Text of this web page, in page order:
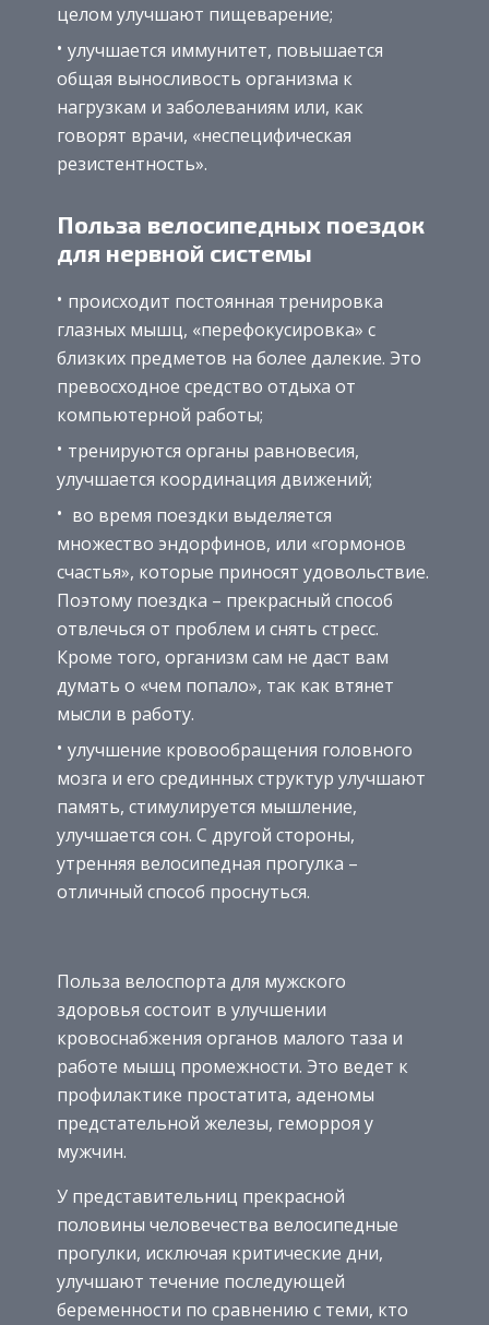
целом улучшают пищеварение;
улучшается иммунитет, повышается
общая выносливость организма к
нагрузкам и заболеваниям или, как
говорят врачи, «неспецифическая
резистентность».
Польза велосипедных поездок
для нервной системы
происходит постоянная тренировка
глазных мышц, «перефокусировка» с
близких предметов на более далекие. Это
превосходное средство отдыха от
компьютерной работы;
тренируются органы равновесия,
улучшается координация движений;
во время поездки выделяется
множество эндорфинов, или «гормонов
счастья», которые приносят удовольствие.
Поэтому поездка – прекрасный способ
отвлечься от проблем и снять стресс.
Кроме того, организм сам не даст вам
думать о «чем попало», так как втянет
мысли в работу.
улучшение кровообращения головного
мозга и его срединных структур улучшают
память, стимулируется мышление,
улучшается сон. С другой стороны,
утренняя велосипедная прогулка –
отличный способ проснуться.
Польза велоспорта для мужского
здоровья состоит в улучшении
кровоснабжения органов малого таза и
работе мышц промежности. Это ведет к
профилактике простатита, аденомы
предстательной железы, геморроя у
мужчин.
У представительниц прекрасной
половины человечества велосипедные
прогулки, исключая критические дни,
улучшают течение последующей
беременности по сравнению с теми, кто